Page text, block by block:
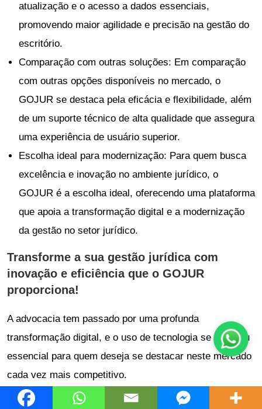
atualização e o acesso a dados essenciais,
promovendo maior agilidade e precisão na gestão do
escritório.
Comparação com outras soluções: Em comparação
com outras opções disponíveis no mercado, o
GOJUR se destaca pela eficácia e flexibilidade, além
de um suporte técnico de alta qualidade que assegura
uma experiência de usuário superior.
Escolha ideal para modernização: Para quem busca
excelência e inovação no ambiente jurídico, o
GOJUR é a escolha ideal, oferecendo uma plataforma
que apoia a transformação digital e a modernização
da gestão no setor jurídico.
Transforme a sua gestão jurídica com
inovação e eficiência que o GOJUR
proporciona!
A advocacia tem passado por uma profunda
transformação digital, e o uso de tecnologia se mostrou
essencial para quem deseja se destacar neste mercado
cada vez mais competitivo.
Ao longo deste guia, foi possível explorar como essas